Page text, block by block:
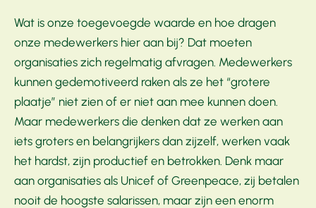
Wat is onze toegevoegde waarde en hoe dragen
onze medewerkers hier aan bij? Dat moeten
organisaties zich regelmatig afvragen. Medewerkers
kunnen gedemotiveerd raken als ze het “grotere
plaatje” niet zien of er niet aan mee kunnen doen.
Maar medewerkers die denken dat ze werken aan
iets groters en belangrijkers dan zijzelf, werken vaak
het hardst, zijn productief en betrokken. Denk maar
aan organisaties als Unicef of Greenpeace, zij betalen
nooit de hoogste salarissen, maar zijn een enorm